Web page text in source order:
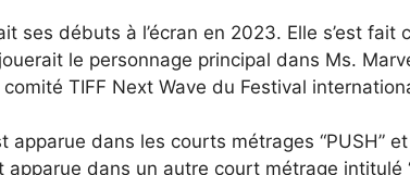
ses débuts à l’écran en 2023. Elle s’est fait
jouerait le personnage principal dans Ms.
TIFF Next Wave du Festival
apparue dans les courts métrages “PUSH” et
apparue dans un autre court métrage intitulé